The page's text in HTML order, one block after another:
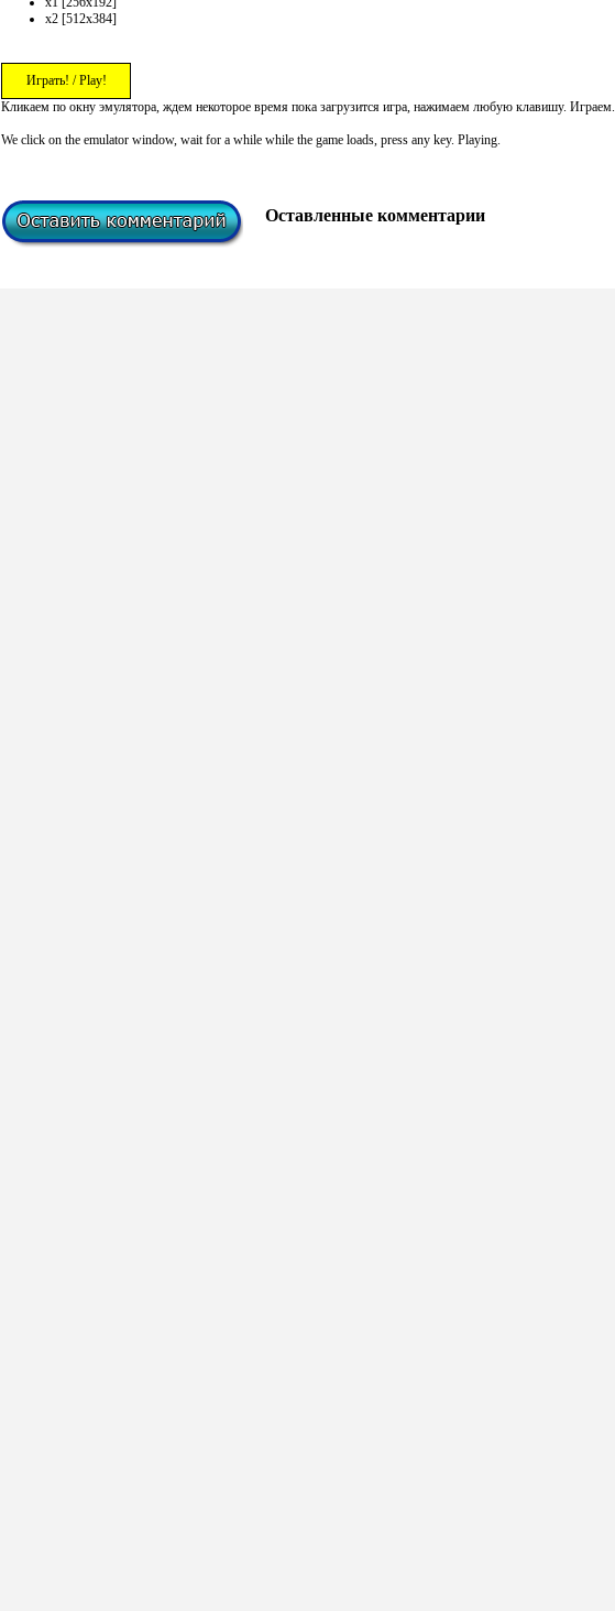
x2 [512x384]
Играть! / Play!
Кликаем по окну эмулятора, ждем некоторое время пока загрузится игра, нажимаем любую клавишу. Играем.
We click on the emulator window, wait for a while while the game loads, press any key. Playing.
Оставленные комментарии